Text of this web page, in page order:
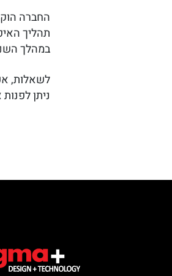
החברה הוקמה עם צוות פיתוח לפני
תהליך
במהלך
לשאלות,
ניתן לפנות אלי